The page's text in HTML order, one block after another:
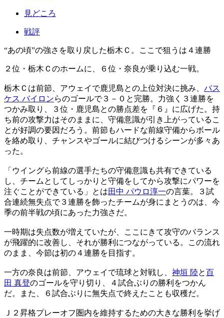
見どころ
戦評
“あの頃”の強さを取り戻した栃木Ｃ。ここで狙うは４連勝
２位・栃木Ｃのホームに、６位・奈良が乗り込む一戦。
栃木Ｃは前節、アウェイで鹿児島との上位対決に挑み、 バス
ケス バイロンらのゴールで３－０と完勝。力強く３連勝を
つかみ取り、３位・鹿児島との勝点差を『６』に広げた。持
ち前の攻撃力はそのままに、守備意識が引き上がっているこ
とが好調の要因だろう。前節もハードな前線守備からボール
を絡め取り、チャンスやゴールに結びつけるシーンが多々あ
った。
「ウイングら前線の選手たちの守備意識も共有できている
し、チームとしてしっかりと守備をしてから攻撃にパワーを
注ぐことができている」とは田中 パウロ淳一の言葉。３試
合連続無失点で３連勝を飾ったチームが身にまとうのは、今
季の前半戦の頃にあった力強さだ。
一時期は失点数が増えていたが、ここにきて攻守のバランス
が飛躍的に改善し、それが勝利につながっている。この流れ
のまま、今節は初の４連勝を目指す。
一方の奈良は前節、アウェイで琉球と対戦し、 神垣 陸と百
田 真登のゴールを守り切り、４試合ぶりの勝利をつかん
だ。また、６試合ぶりに無失点で終えたことも収穫だ。
Ｊ２昇格プレーオフ圏内を維持するための大きな勝利を挙げ